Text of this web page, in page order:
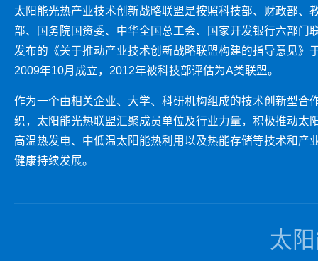
太阳能光热产业技术创新战略联盟是按照科技部、财政部、
部、国务院国资委、中华全国总工会、国家开发银行六部门
发布的《关于推动产业技术创新战略联盟构建的指导意见》
2009年10月成立，2012年被科技部评估为A类联盟。
作为一个由相关企业、大学、科研机构组成的技术创新型合
织，太阳能光热联盟汇聚成员单位及行业力量，积极推动太
高温热发电、中低温太阳能热利用以及热能存储等技术和产
健康持续发展。
太